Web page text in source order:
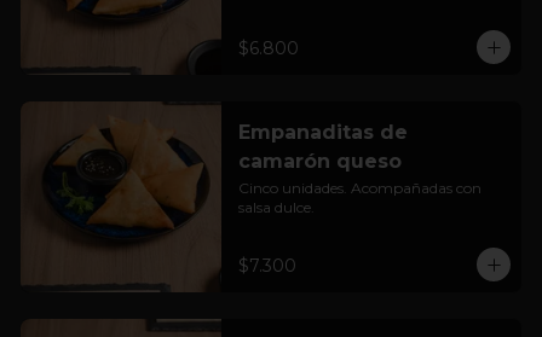
$6.800
Empanaditas de
camarón queso
Cinco unidades. Acompañadas con
salsa dulce.
$7.300